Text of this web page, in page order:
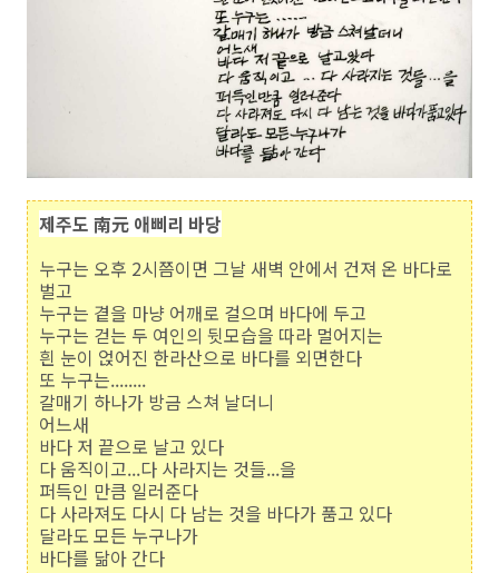
제주도 南元 애삐리 바당
누구는 오후 2시쯤이면 그날 새벽 안에서 건져 온 바다로
벌고
누구는 곁을 마냥 어깨로 걸으며 바다에 두고
누구는 걷는 두 여인의 뒷모습을 따라 멀어지는
흰 눈이 얹어진 한라산으로 바다를 외면한다
또 누구는........
갈매기 하나가 방금 스쳐 날더니
어느새
바다 저 끝으로 날고 있다
다 움직이고...다 사라지는 것들...을
퍼득인 만큼 일러준다
다 사라져도 다시 다 남는 것을 바다가 품고 있다
달라도 모든 누구나가
바다를 닮아 간다